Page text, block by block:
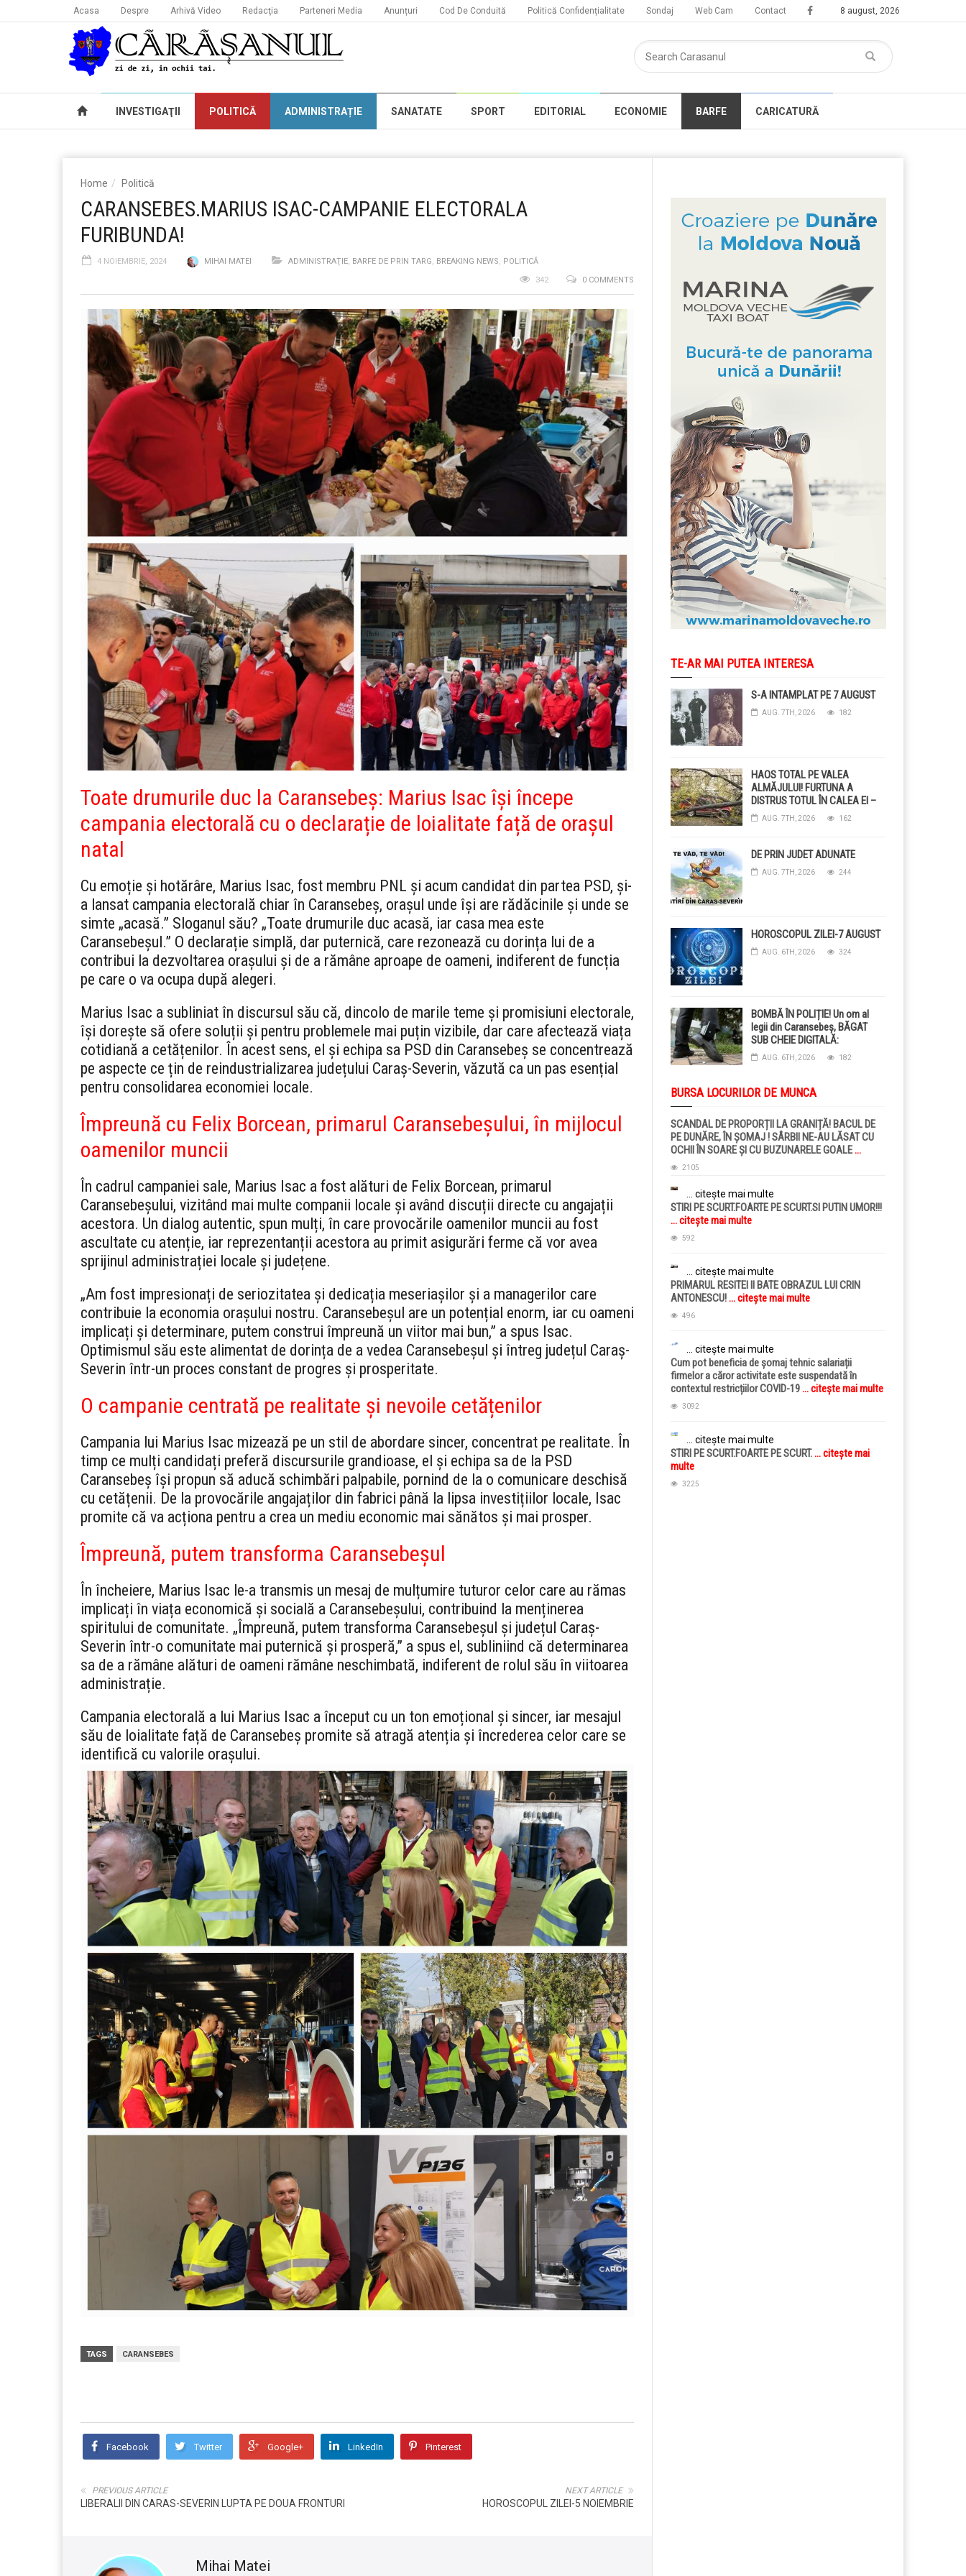
8 august, 2026
Acasa Despre Arhivă Video Redacţia Parteneri Media Anunțuri Cod De Conduită Politică Confidențialitate Sondaj Web Cam Contact
INVESTIGAŢII POLITICĂ ADMINISTRAȚIE SANATATE SPORT EDITORIAL ECONOMIE BARFE CARICATURĂ
Home Politică
CARANSEBES.MARIUS ISAC-CAMPANIE ELECTORALA
FURIBUNDA!
4 NOIEMBRIE, 2024 MIHAI MATEI ADMINISTRAŢIE, BARFE DE PRIN TARG, BREAKING NEWS, POLITICĂ
0 COMMENTS
342
Toate drumurile duc la Caransebeș: Marius Isac își începe
campania electorală cu o declarație de loialitate față de orașul
natal
Cu emoție și hotărâre, Marius Isac, fost membru PNL și acum candidat din partea PSD, și-
a lansat campania electorală chiar în Caransebeș, orașul unde își are rădăcinile și unde se
simte „acasă.” Sloganul său? „Toate drumurile duc acasă, iar casa mea este
Caransebeșul.” O declarație simplă, dar puternică, care rezonează cu dorința lui de a
contribui la dezvoltarea orașului și de a rămâne aproape de oameni, indiferent de funcția
pe care o va ocupa după alegeri.
Marius Isac a subliniat în discursul său că, dincolo de marile teme și promisiuni electorale,
își dorește să ofere soluții și pentru problemele mai puțin vizibile, dar care afectează viața
cotidiană a cetățenilor. În acest sens, el și echipa sa PSD din Caransebeș se concentrează
pe aspecte ce țin de reindustrializarea județului Caraș-Severin, văzută ca un pas esențial
pentru consolidarea economiei locale.
Împreună cu Felix Borcean, primarul Caransebeșului, în mijlocul
oamenilor muncii
În cadrul campaniei sale, Marius Isac a fost alături de Felix Borcean, primarul
Caransebeșului, vizitând mai multe companii locale și având discuții directe cu angajații
acestora. Un dialog autentic, spun mulți, în care provocările oamenilor muncii au fost
ascultate cu atenție, iar reprezentanții acestora au primit asigurări ferme că vor avea
sprijinul administrației locale și județene.
„Am fost impresionați de seriozitatea și dedicația meseriașilor și a managerilor care
contribuie la economia orașului nostru. Caransebeșul are un potențial enorm, iar cu oameni
implicați și determinare, putem construi împreună un viitor mai bun,” a spus Isac.
Optimismul său este alimentat de dorința de a vedea Caransebeșul și întreg județul Caraș-
Severin într-un proces constant de progres și prosperitate.
O campanie centrată pe realitate și nevoile cetățenilor
Campania lui Marius Isac mizează pe un stil de abordare sincer, concentrat pe realitate. În
timp ce mulți candidați preferă discursurile grandioase, el și echipa sa de la PSD
Caransebeș își propun să aducă schimbări palpabile, pornind de la o comunicare deschisă
cu cetățenii. De la provocările angajaților din fabrici până la lipsa investițiilor locale, Isac
promite că va acționa pentru a crea un mediu economic mai sănătos și mai prosper.
Împreună, putem transforma Caransebeșul
În încheiere, Marius Isac le-a transmis un mesaj de mulțumire tuturor celor care au rămas
implicați în viața economică și socială a Caransebeșului, contribuind la menținerea
spiritului de comunitate. „Împreună, putem transforma Caransebeșul și județul Caraș-
Severin într-o comunitate mai puternică și prosperă,” a spus el, subliniind că determinarea
sa de a rămâne alături de oameni rămâne neschimbată, indiferent de rolul său în viitoarea
administrație.
Campania electorală a lui Marius Isac a început cu un ton emoțional și sincer, iar mesajul
său de loialitate față de Caransebeș promite să atragă atenția și încrederea celor care se
identifică cu valorile orașului.
TAGS CARANSEBES
Facebook Twitter Google+ LinkedIn Pinterest
NEXT ARTICLE
HOROSCOPUL ZILEI-5 NOIEMBRIE
PREVIOUS ARTICLE
LIBERALII DIN CARAS-SEVERIN LUPTA PE DOUA FRONTURI
Mihai Matei
TE-AR MAI PUTEA INTERESA
S-A INTAMPLAT PE 7 AUGUST
AUG. 7TH, 2026 182
HAOS TOTAL PE VALEA
ALMĂJULUI! FURTUNA A
DISTRUS TOTUL ÎN CALEA EI –
COPACI CĂZUȚI, DRUMURI
BLOCAȚE, CURENT TĂIAT ȘI
GRINDINĂ!
AUG. 7TH, 2026 162
DE PRIN JUDET ADUNATE
AUG. 7TH, 2026 244
HOROSCOPUL ZILEI-7 AUGUST
AUG. 6TH, 2026 324
BOMBĂ ÎN POLIȚIE! Un om al
legii din Caransebeș, BĂGAT
SUB CHEIE DIGITALĂ:
Judecătorii i-au pus BRĂȚARĂ
ELECTRONICĂ la picior!
AUG. 6TH, 2026 182
BURSA LOCURILOR DE MUNCA
SCANDAL DE PROPORȚII LA GRANIȚĂ! BACUL DE
PE DUNĂRE, ÎN ȘOMAJ ! SÂRBII NE-AU LĂSAT CU
OCHII ÎN SOARE ȘI CU BUZUNARELE GOALE...
citește mai multe
2105
... citește mai multe
STIRI PE SCURT.FOARTE PE SCURT.SI PUTIN UMOR!!!
... citește mai multe
592
... citește mai multe
PRIMARUL RESITEI II BATE OBRAZUL LUI CRIN
ANTONESCU!... citește mai multe
496
... citește mai multe
Cum pot beneficia de șomaj tehnic salariații
firmelor a căror activitate este suspendată în
contextul restricțiilor COVID-19... citește mai multe
3092
... citește mai multe
STIRI PE SCURT.FOARTE PE SCURT.... citește mai
multe
3225